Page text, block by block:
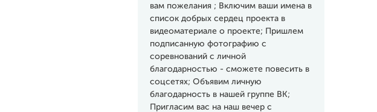
вам пожелания ; Включим ваши имена в
список добрых сердец проекта в
видеоматериале о проекте; Пришлем
подписанную фотографию с
соревнований с личной
благодарностью - сможете повесить в
соцсетях; Объявим личную
благодарность в нашей группе ВК;
Пригласим вас на наш вечер с